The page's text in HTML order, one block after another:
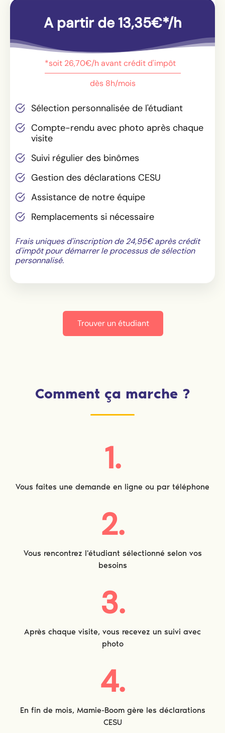
A partir de 13,35€*/h
*soit 26,70€/h avant crédit d'impôt
dès 8h/mois
Sélection personnalisée de l'étudiant
Compte-rendu avec photo après chaque
visite
Suivi régulier des binômes
Gestion des déclarations CESU
Assistance de notre équipe
Remplacements si nécessaire
Frais uniques d'inscription de 24,95€ après crédit
d'impôt pour démarrer le processus de sélection
personnalisé.
Trouver un étudiant
Comment ça marche ?
1.
Vous faites une demande en ligne ou par téléphone
2.
Vous rencontrez l'étudiant sélectionné selon vos
besoins
3.
Après chaque visite, vous recevez un suivi avec
photo
4.
En fin de mois, Mamie-Boom gère les déclarations
CESU